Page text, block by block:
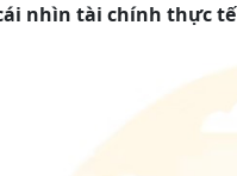
nhìn tài chính thực tế